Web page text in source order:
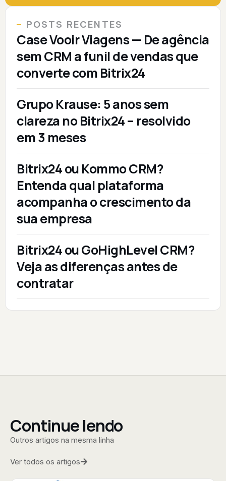
POSTS RECENTES
Case Vooir Viagens — De agência
sem CRM a funil de vendas que
converte com Bitrix24
Grupo Krause: 5 anos sem
clareza no Bitrix24 – resolvido
em 3 meses
Bitrix24 ou Kommo CRM?
Entenda qual plataforma
acompanha o crescimento da
sua empresa
Bitrix24 ou GoHighLevel CRM?
Veja as diferenças antes de
contratar
Continue lendo
Outros artigos na mesma linha
Ver todos os artigos